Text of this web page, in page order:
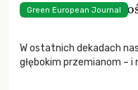
Cena taniej
W ostatnich dekadach
głębokim przemianom –
Green European Journal